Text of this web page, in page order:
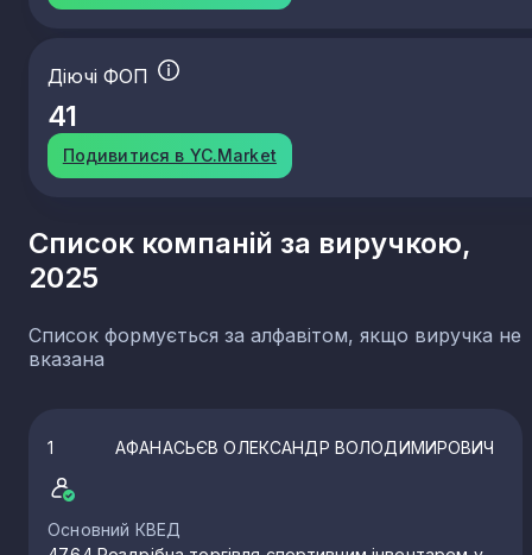
Діючі ФОП
41
Подивитися в YC.Market
Список компаній за виручкою,
2025
Список формується за алфавітом, якщо виручка не
вказана
1 АФАНАСЬЄВ ОЛЕКСАНДР ВОЛОДИМИРОВИЧ
Основний КВЕД